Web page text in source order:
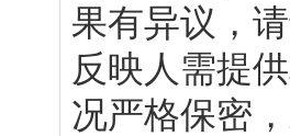
果有异议，
反映人需提
况严格保密